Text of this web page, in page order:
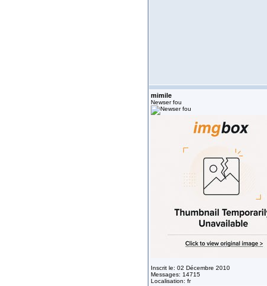
mimile
Newser fou
Inscrit le: 02 Décembre 2010
Messages: 14715
Localisation: fr